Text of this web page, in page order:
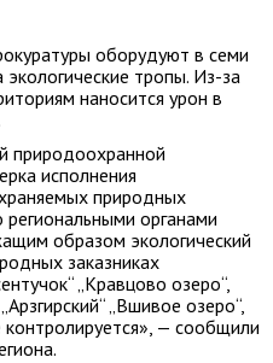
оборудуют в семи
тропы. Из-за
наносится урон в
природоохранной
исполнения
природных
региональными органами
образом экологический
заказниках
„Кравцово озеро“,
„Вшивое озеро“,
контролируется», — сообщили